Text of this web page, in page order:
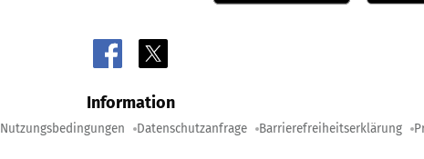
Information
Nutzungsbedingungen Datenschutzanfrage Barrierefreiheitserklärung